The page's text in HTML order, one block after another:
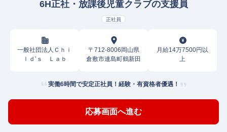
6H正社・放課後児童クラブの支援員
正社員
一般社団法人Ｃｈｉ
ｌｄ’ｓ Ｌａｂ
〒712-8006岡山県
倉敷市連島町鶴新田
月給14万7500円以
上
実働6時間で安定正社員！経験・有資格者優遇！
応募画面へ進む